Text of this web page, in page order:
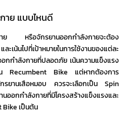
าย แบบไหนดี
ย หรือจักรยานออกกำลังกายจะต้อง
เน้นไปที่เป้าหมายในการใช้งานของแต่ละ
กกำลังกายที่ปลอดภัย เน้นความแข็งแรง
น Recumbent Bike แต่หากต้องการ
รยานเสือหมอบ ควรจะเลือกเป็น Spin
นออกกำลังกายที่มีโครงสร้างแข็งแรงและ
Bike เป็นต้น